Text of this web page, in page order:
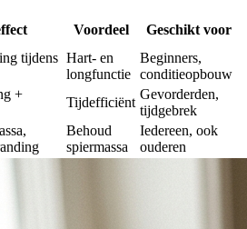
Voordeel
Geschikt voor
tijdens Hart- en
longfunctie
Beginners,
conditieopbouw
+
Tijdefficiënt
Gevorderden,
tijdgebrek
Behoud
spiermassa
Iedereen, ook
ouderen